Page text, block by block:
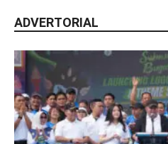
ADVERTORIAL